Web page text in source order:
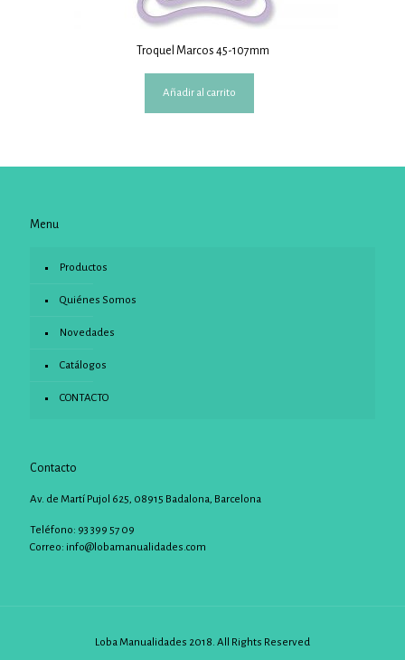
Troquel Marcos 45-107mm
Añadir al carrito
Menu
Productos
Quiénes Somos
Novedades
Catálogos
CONTACTO
Contacto
Av. de Martí Pujol 625, 08915 Badalona, Barcelona
Teléfono: 93 399 57 09
Correo: info@lobamanualidades.com
Loba Manualidades 2018. All Rights Reserved